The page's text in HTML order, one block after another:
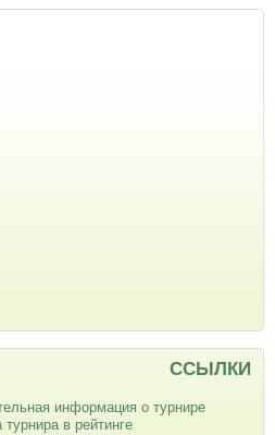
ССЫЛКИ
информация о турнире
турнира в рейтинге